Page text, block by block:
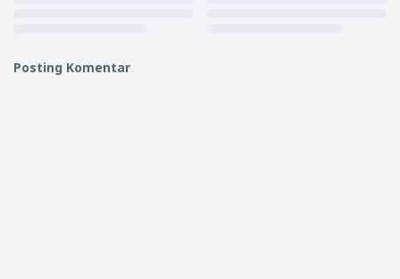
Posting Komentar